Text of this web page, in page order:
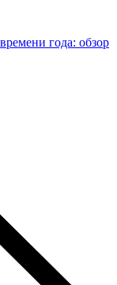
года: обзор